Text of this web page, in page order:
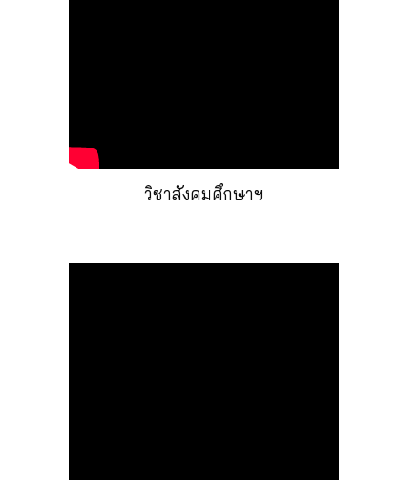
วิชาสังคมศึกษาฯ